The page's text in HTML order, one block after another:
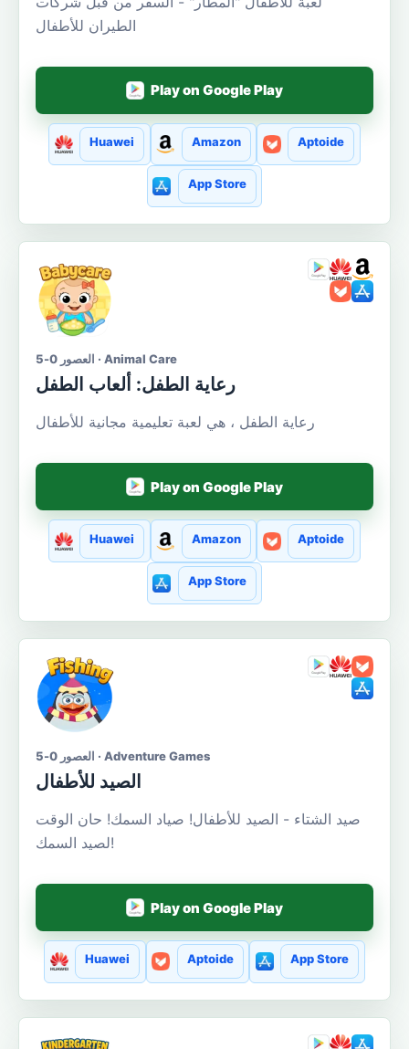
الطيران للأطفال
Play on Google Play
Huawei Amazon Aptoide
App Store
العصور 0-5 · Animal Care
رعاية الطفل: ألعاب الطفل
رعاية الطفل ، هي لعبة تعليمية مجانية للأطفال
Play on Google Play
Huawei Amazon Aptoide
App Store
العصور 0-5 · Adventure Games
الصيد للأطفال
صيد الشتاء - الصيد للأطفال! صياد السمك! حان الوقت
لصيد السمك!
Play on Google Play
Huawei Aptoide App Store